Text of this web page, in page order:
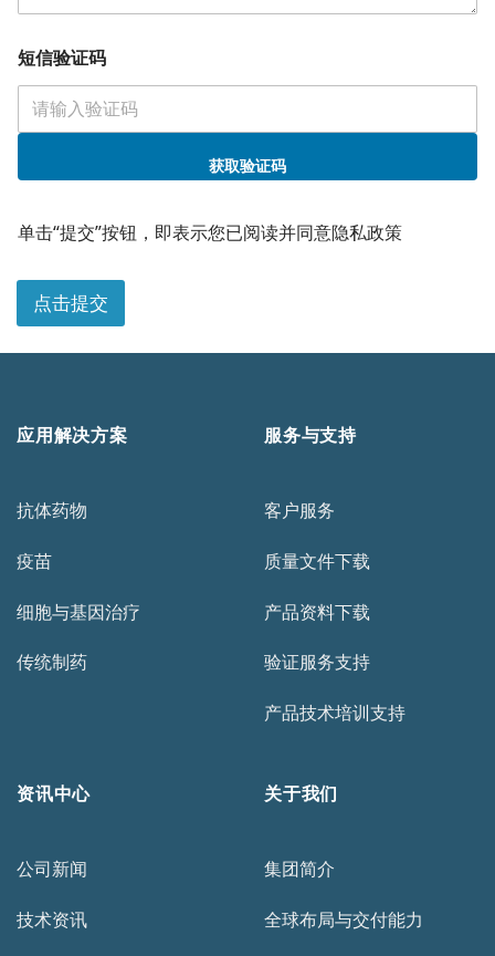
短信验证码
获取验证码
的
需
短
验
证
单击“提交”按钮，即表示您已阅读并同意隐私政策
点击提交
应用解决方案
抗体药物
疫苗
细胞与基因治疗
传统制药
服务与支持
客户服务
质量文件下载
产品资料下载
验证服务支持
产品技术培训支持
资讯中心
公司新闻
技术资讯
关于我们
集团简介
全球布局与交付能力